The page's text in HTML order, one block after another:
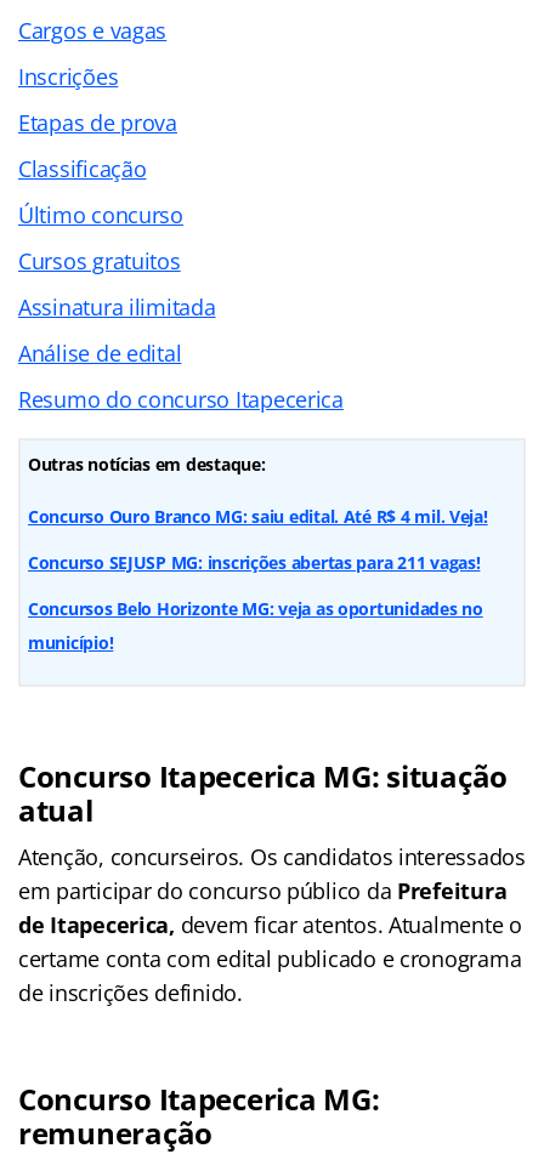
Cargos e vagas
Inscrições
Etapas de prova
Classificação
Último concurso
Cursos gratuitos
Assinatura ilimitada
Análise de edital
Resumo do concurso Itapecerica
Outras notícias em destaque:
Concurso Ouro Branco MG: saiu edital. Até R$ 4 mil. Veja!
Concurso SEJUSP MG: inscrições abertas para 211 vagas!
Concursos Belo Horizonte MG: veja as oportunidades no
município!
Concurso Itapecerica MG: situação
atual
Atenção, concurseiros. Os candidatos interessados
em participar do concurso público da Prefeitura
de Itapecerica, devem ficar atentos. Atualmente o
certame conta com edital publicado e cronograma
de inscrições definido.
Concurso Itapecerica MG:
remuneração